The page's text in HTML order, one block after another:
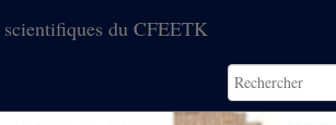
du CFEETK